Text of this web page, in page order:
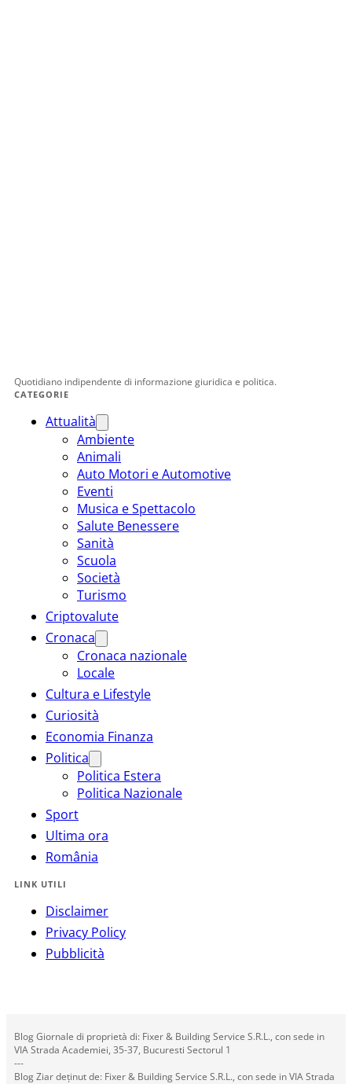
Quotidiano indipendente di informazione giuridica e politica.
CATEGORIE
Attualità
Ambiente
Animali
Auto Motori e Automotive
Eventi
Musica e Spettacolo
Salute Benessere
Sanità
Scuola
Società
Turismo
Criptovalute
Cronaca
Cronaca nazionale
Locale
Cultura e Lifestyle
Curiosità
Economia Finanza
Politica
Politica Estera
Politica Nazionale
Sport
Ultima ora
România
LINK UTILI
Disclaimer
Privacy Policy
Pubblicità
Blog Giornale di proprietà di: Fixer & Building Service S.R.L., con sede in
VIA Strada Academiei, 35-37, Bucuresti Sectorul 1
---
Blog Ziar deținut de: Fixer & Building Service S.R.L., con sede in VIA Strada